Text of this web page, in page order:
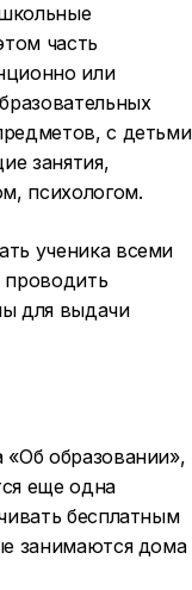
часть
или
с детьми
занятия,
психологом.
ученика всеми
для выдачи
образовании»,
еще одна
бесплатным
занимаются дома